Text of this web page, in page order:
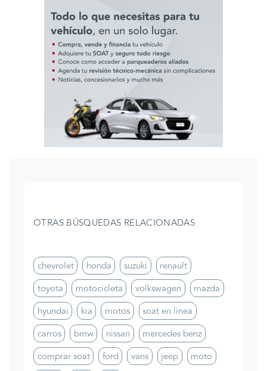
OTRAS BÚSQUEDAS RELACIONADAS
chevrolet honda suzuki
renault
toyota
motocicleta volkswagen
mazda
hyundai
kia motos
soat en linea
carros
bmw nissan
mercedes benz
comprar soat
ford vans jeep
moto